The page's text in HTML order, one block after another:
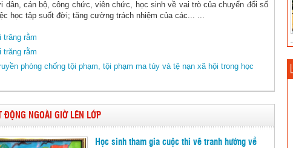
dân, cán bộ, công chức, viên chức, học sinh về vai trò của chuyển đổi số
học tập suốt đời; tăng cường trách nhiệm của các... ...
trăng rằm
trăng rằm
phòng chống tội phạm, tội phạm ma túy và tệ nạn xã hội trong học
ĐỘNG NGOÀI GIỜ LÊN LỚP
Học sinh tham gia cuộc thi vẽ tranh hướng về